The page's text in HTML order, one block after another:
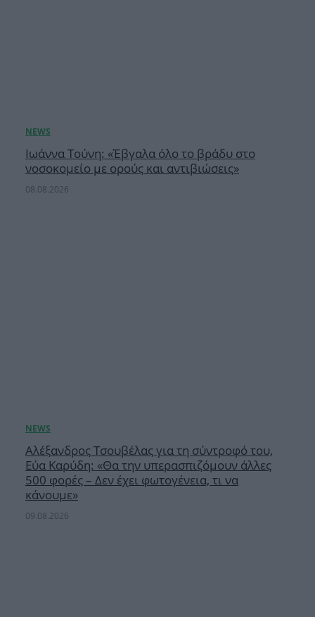
Ιωάννα Τούνη: «Έβγαλα όλο το βράδυ στο
νοσοκομείο με ορούς και αντιβιώσεις»
08.08.2026
Αλέξανδρος Τσουβέλας για τη σύντροφό του,
Εύα Καρύδη: «Θα την υπερασπιζόμουν άλλες
500 φορές – Δεν έχει φωτογένεια, τι να
κάνουμε»
09.08.2026